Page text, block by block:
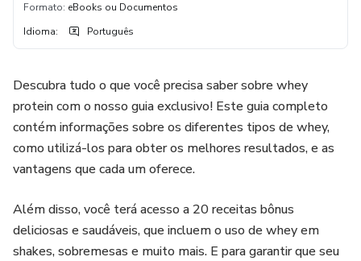
Formato: eBooks ou Documentos
Idioma: Português
Descubra tudo o que você precisa saber sobre whey
protein com o nosso guia exclusivo! Este guia completo
contém informações sobre os diferentes tipos de whey,
como utilizá-los para obter os melhores resultados, e as
vantagens que cada um oferece.
Além disso, você terá acesso a 20 receitas bônus
deliciosas e saudáveis, que incluem o uso de whey em
shakes, sobremesas e muito mais. E para garantir que seu